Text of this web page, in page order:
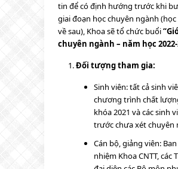
tin để có định hướng trước khi
giai đoạn học chuyên ngành
về sau), Khoa sẽ tổ chức buổi
chuyên ngành – năm học 2022-
Đối tượng tham gia:
Sinh viên: tất cả sinh
chương trình chất
khóa 2021 và các sinh
trước chưa xét chuyên
Cán bộ, giảng viên:
nhiệm Khoa CNTT, các